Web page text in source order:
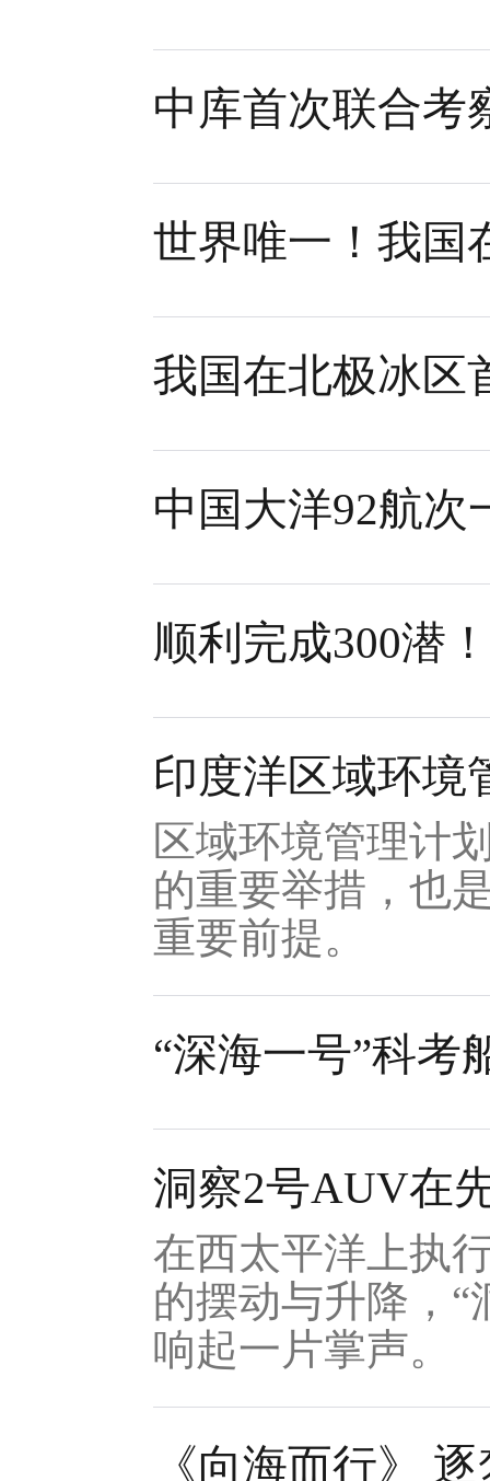
中库首次联合考
世界唯一！我国
我国在北极冰区
中国大洋92航次
顺利完成300潜
印度洋区域环境
区域环境管理计
的重要举措，也
重要前提。
“深海一号”科考
洞察2号AUV在
在西太平洋上执
的摆动与升降，
响起一片掌声。
《向海而行》